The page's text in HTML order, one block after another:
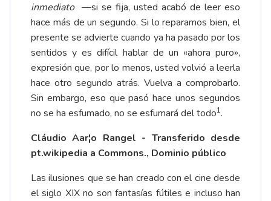
inmediato—si se fija, usted acabó de leer eso
hace más de un segundo. Si lo reparamos bien, el
presente se advierte cuando ya ha pasado por los
sentidos y es difícil hablar de un «ahora puro»,
expresión que, por lo menos, usted volvió a leerla
hace otro segundo atrás. Vuelva a comprobarlo.
Sin embargo, eso que pasó hace unos segundos
no se ha esfumado, no se esfumará del todo1.
Cláudio Aar¦o Rangel - Transferido desde
pt.wikipedia a Commons., Dominio público
Las ilusiones que se han creado con el cine desde
el siglo XIX no son fantasías fútiles e incluso han